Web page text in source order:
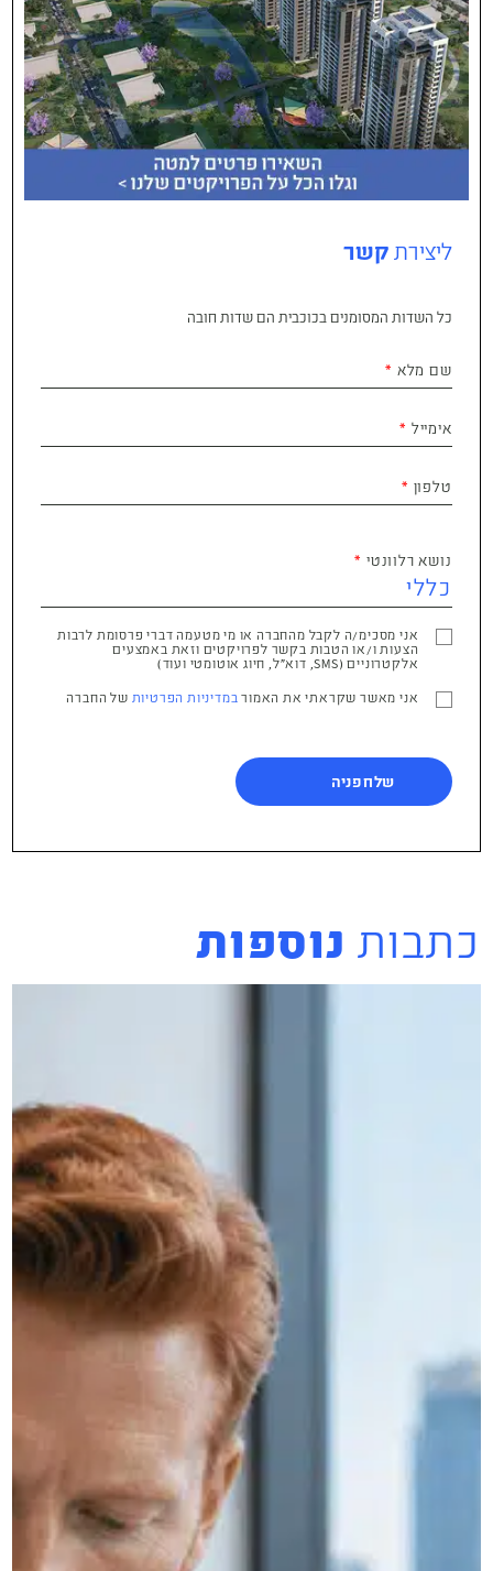
ליצירת קשר
כל השדות המסומנים בכוכבית הם שדות חובה
שם מלא
אימייל
טלפון
נושא רלוונטי
אני מסכימ/ה לקבל מהחברה או מי מטעמה דברי פרסומת לרבות
הצעות ו/או הטבות בקשר לפרויקטים וזאת באמצעים
אלקטרוניים (SMS, דוא"ל, חיוג אוטומטי ועוד)
אני מאשר שקראתי את האמור במדיניות הפרטיות של החברה
כתבות נוספות